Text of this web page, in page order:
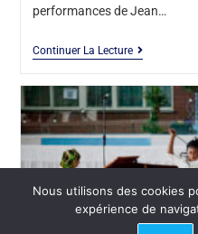
performances de Jean…
Continuer La Lecture
Nous utilisons des cookies
expérience de